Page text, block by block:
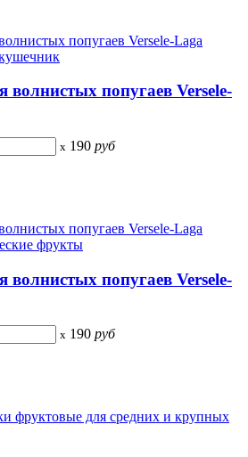
волнистых попугаев Versele-
x 190 руб
волнистых попугаев Versele-
x 190 руб